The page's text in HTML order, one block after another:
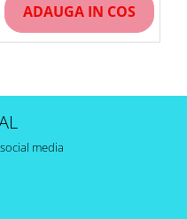
ADAUGA IN COS
media